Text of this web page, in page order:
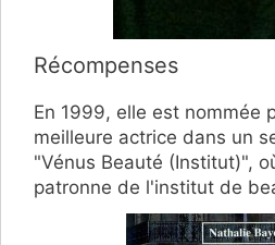
Récompenses
En 1999, elle est nommée
meilleure actrice dans un
"Vénus Beauté (Institut)",
patronne de l'institut de